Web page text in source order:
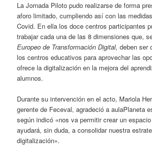
La Jornada Piloto pudo realizarse de forma
aforo limitado, cumpliendo así con las
Covid. En ella los doce centros participantes
trabajar cada una de las 8 dimensiones que,
Europeo de Transformación Digital, deben ser
los centros educativos para aprovechar las
ofrece la digitalización en la mejora del
alumnos.
Durante su intervención en el acto, Mariola
gerente de Feceval, agradeció a aulaPlaneta
según indicó «nos va permitir crear un
ayudará, sin duda, a consolidar nuestra
digitalización».